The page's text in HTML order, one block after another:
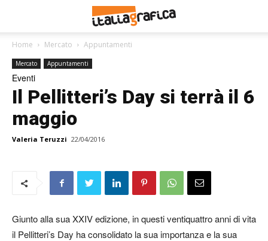
Home Mercato Appuntamenti
Mercato Appuntamenti
Eventi
Il Pellitteri’s Day si terrà il 6
maggio
Valeria Teruzzi 22/04/2016
Giunto alla sua XXIV edizione, in questi ventiquattro anni di vita
il Pellitteri’s Day ha consolidato la sua importanza e la sua